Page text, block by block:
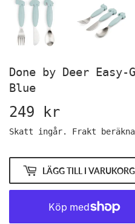
Done by Deer
Blue
249 kr
kr
Skatt ingår. Frakt
LÄGG TILL I